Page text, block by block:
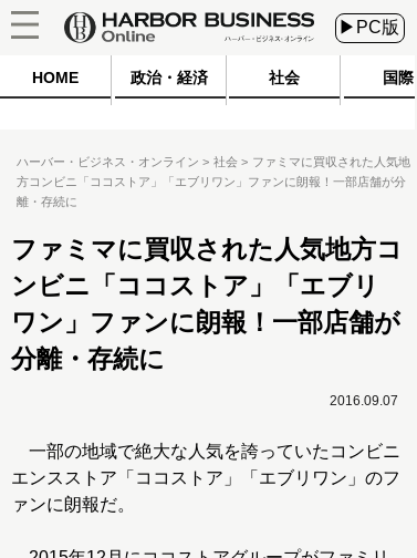
▶PC版
HOME 政治・経済 社会 国際
ハーバー・ビジネス・オンライン 社会
ファミマに買収された人気地
方コンビニ「ココストア」「エブリワン」ファンに朗報！一部店舗が分
離・存続に
ファミマに買収された人気地方コ
ンビニ「ココストア」「エブリ
ワン」ファンに朗報！一部店舗が
分離・存続に
2016.09.07
一部の地域で絶大な人気を誇っていたコンビニ
エンスストア「ココストア」「エブリワン」のフ
ァンに朗報だ。